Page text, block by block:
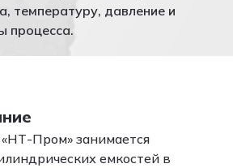
температуру, давление и
процесса.
Пром» занимается
емкостей в
ЗАЯВКА
с перемешивающим